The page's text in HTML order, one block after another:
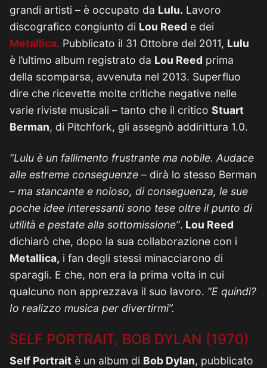
grandi artisti – è occupato da Lulu. Lavoro
discografico congiunto di Lou Reed e dei
Metallica. Pubblicato il 31 Ottobre del 2011, Lulu
è l’ultimo album registrato da Lou Reed prima
della scomparsa, avvenuta nel 2013. Superfluo
dire che ricevette molte critiche negative nelle
varie riviste musicali – tanto che il critico Stuart
Berman, di Pitchfork, gli assegnò addirittura 1.0.
“Lulu è un fallimento frustrante ma nobile. Audace
alle estreme conseguenze – dirà lo stesso Berman
– ma stancante e noioso, di conseguenza, le sue
poche idee interessanti sono tese oltre il punto di
utilità e pestate alla sottomissione”. Lou Reed
dichiarò che, dopo la sua collaborazione con i
Metallica, i fan degli stessi minacciarono di
sparagli. E che, non era la prima volta in cui
qualcuno non apprezzava il suo lavoro. “E quindi?
Io realizzo musica per divertirmi”.
SELF PORTRAIT, BOB DYLAN (1970)
Self Portrait è un album di Bob Dylan, pubblicato